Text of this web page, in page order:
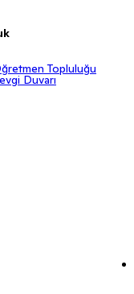
Topluluğu
Duvarı